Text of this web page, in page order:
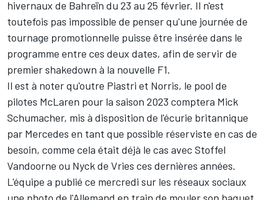
hivernaux de Bahreïn du 23 au 25 février. Il n'est
toutefois pas impossible de penser qu'une journée de
tournage promotionnelle puisse être insérée dans le
programme entre ces deux dates, afin de servir de
premier shakedown à la nouvelle F1.
Il est à noter qu'outre Piastri et Norris, le pool de
pilotes McLaren pour la saison 2023 comptera Mick
Schumacher, mis à disposition de l'écurie britannique
par Mercedes en tant que possible réserviste en cas de
besoin, comme cela était déjà le cas avec Stoffel
Vandoorne ou Nyck de Vries ces dernières années.
L'équipe a publié ce mercredi sur les réseaux sociaux